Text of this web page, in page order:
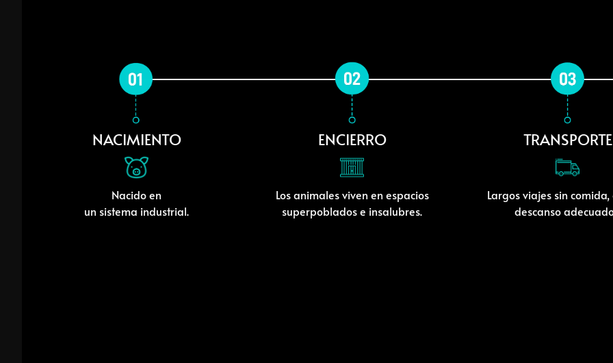
NACIMIENTO
Nacido en
un sistema industrial.
ENCIERRO
Los animales viven en espacios
superpoblados e insalubres.
TRANSPORTE
Largos viajes sin
descanso